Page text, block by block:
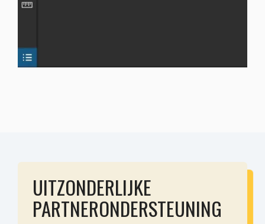
UITZONDERLIJKE
PARTNERONDERSTEUNING